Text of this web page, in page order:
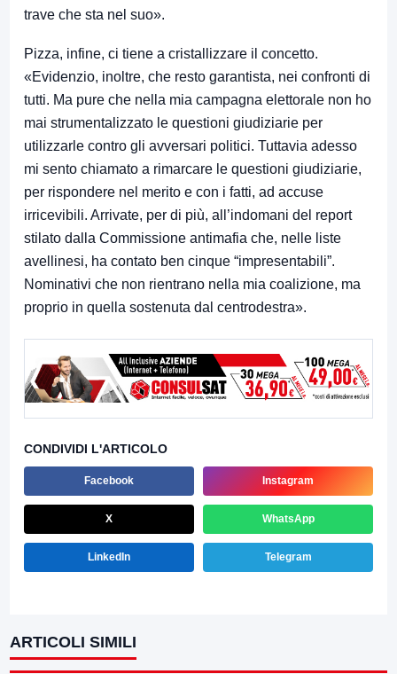
trave che sta nel suo».
Pizza, infine, ci tiene a cristallizzare il concetto.
«Evidenzio, inoltre, che resto garantista, nei confronti di
tutti. Ma pure che nella mia campagna elettorale non ho
mai strumentalizzato le questioni giudiziarie per
utilizzarle contro gli avversari politici. Tuttavia adesso
mi sento chiamato a rimarcare le questioni giudiziarie,
per rispondere nel merito e con i fatti, ad accuse
irricevibili. Arrivate, per di più, all’indomani del report
stilato dalla Commissione antimafia che, nelle liste
avellinesi, ha contato ben cinque “impresentabili”.
Nominativi che non rientrano nella mia coalizione, ma
proprio in quella sostenuta dal centrodestra».
CONDIVIDI L'ARTICOLO
Facebook Instagram
X WhatsApp
LinkedIn Telegram
ARTICOLI SIMILI